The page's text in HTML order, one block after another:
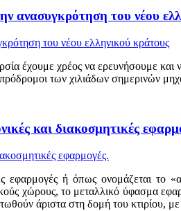
ανασυγκρότηση του νέου
χρέος να ερευνήσουμε και
των χιλιάδων σημερινών
και διακοσμητικές
εφαρμογές ή όπως ονομάζεται το
χώρους, το μεταλλικό ύφασμα
άριστα στη δομή του κτιρίου,